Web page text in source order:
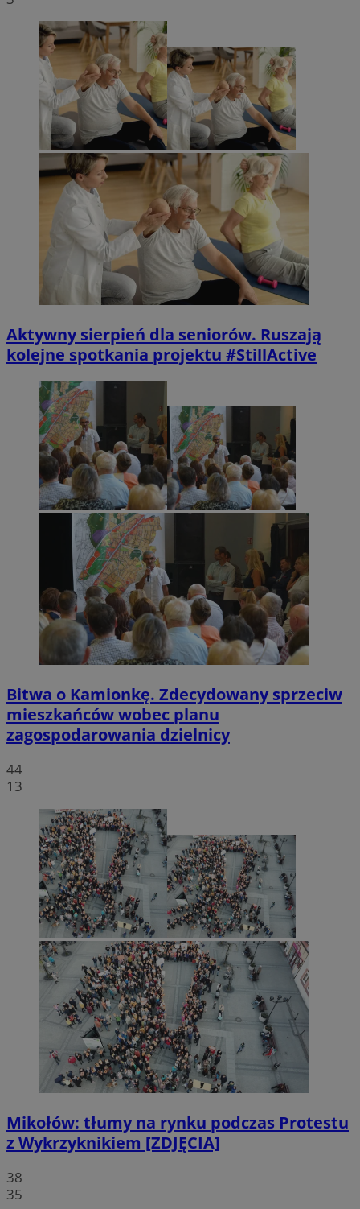
Aktywny sierpień dla seniorów. Ruszają
kolejne spotkania projektu #StillActive
Bitwa o Kamionkę. Zdecydowany sprzeciw
mieszkańców wobec planu
zagospodarowania dzielnicy
44
13
Mikołów: tłumy na rynku podczas Protestu
z Wykrzyknikiem [ZDJĘCIA]
38
35